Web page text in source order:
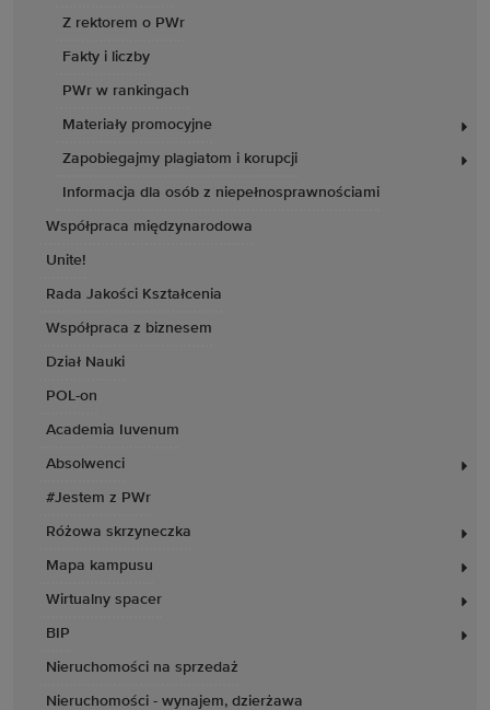
Z rektorem o PWr
Fakty i liczby
PWr w rankingach
Materiały promocyjne
Zapobiegajmy plagiatom i korupcji
Informacja dla osób z niepełnosprawnościami
Współpraca międzynarodowa
Unite!
Rada Jakości Kształcenia
Współpraca z biznesem
Dział Nauki
POL-on
Academia Iuvenum
Absolwenci
#Jestem z PWr
Różowa skrzyneczka
Mapa kampusu
Wirtualny spacer
BIP
Nieruchomości na sprzedaż
Nieruchomości - wynajem, dzierżawa